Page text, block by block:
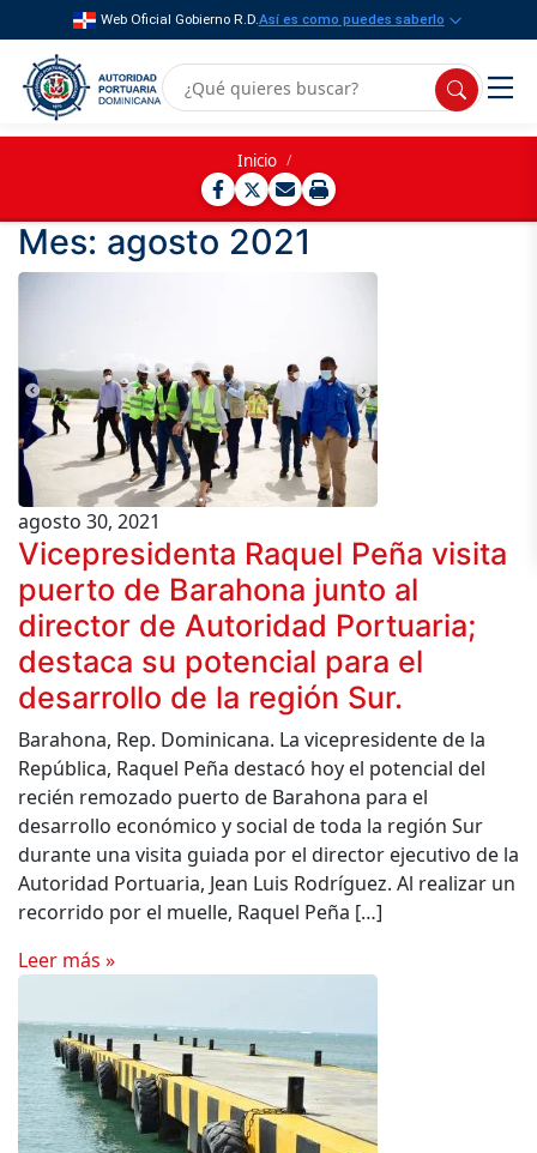
Web Oficial Gobierno R.D.Así es como puedes saberlo
Inicio /
Mes: agosto 2021
agosto 30, 2021
Vicepresidenta Raquel Peña visita
puerto de Barahona junto al
director de Autoridad Portuaria;
destaca su potencial para el
desarrollo de la región Sur.
Barahona, Rep. Dominicana. La vicepresidente de la
República, Raquel Peña destacó hoy el potencial del
recién remozado puerto de Barahona para el
desarrollo económico y social de toda la región Sur
durante una visita guiada por el director ejecutivo de la
Autoridad Portuaria, Jean Luis Rodríguez. Al realizar un
recorrido por el muelle, Raquel Peña […]
Leer más »